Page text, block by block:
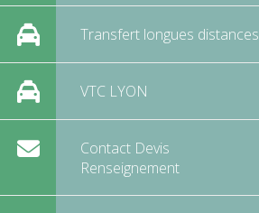
Transfert longues distances
VTC LYON
Contact Devis
Renseignement